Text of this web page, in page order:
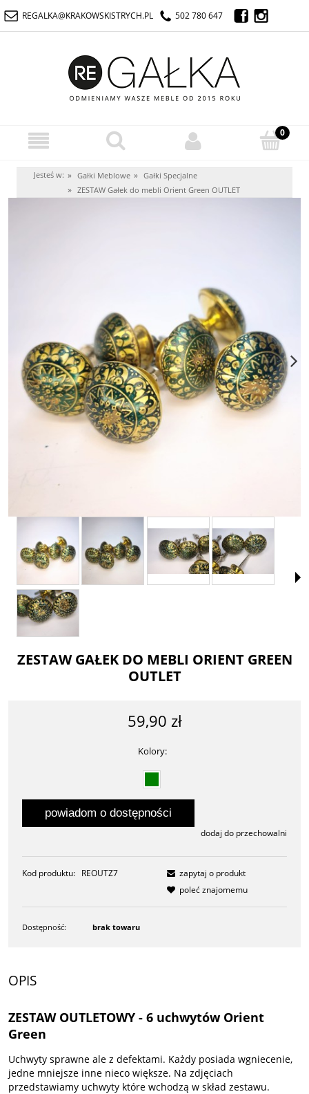
REGALKA@KRAKOWSKISTRYCH.PL 502 780 647
Jesteś w: » Gałki Meblowe » Gałki Specjalne
» ZESTAW Gałek do mebli Orient Green OUTLET
ZESTAW GAŁEK DO MEBLI ORIENT GREEN
OUTLET
59,90 zł
Kolory:
powiadom o dostępności
dodaj do przechowalni
Kod produktu: REOUTZ7
zapytaj o produkt
poleć znajomemu
Dostępność: brak towaru
OPIS
ZESTAW OUTLETOWY - 6 uchwytów Orient
Green
Uchwyty sprawne ale z defektami. Każdy posiada wgniecenie,
jedne mniejsze inne nieco większe. Na zdjęciach
przedstawiamy uchwyty które wchodzą w skład zestawu.